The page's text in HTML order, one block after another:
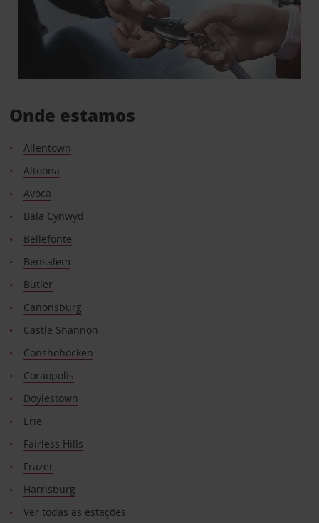
Onde estamos
Allentown
Altoona
Avoca
Bala Cynwyd
Bellefonte
Bensalem
Butler
Canonsburg
Castle Shannon
Conshohocken
Coraopolis
Doylestown
Erie
Fairless Hills
Frazer
Harrisburg
Ver todas as estações